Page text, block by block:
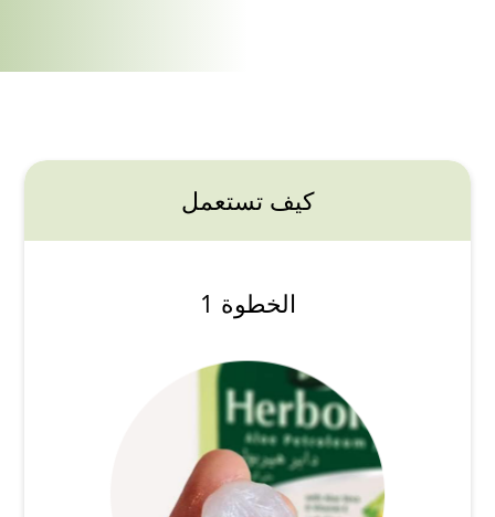
كيف تستعمل
الخطوة 1